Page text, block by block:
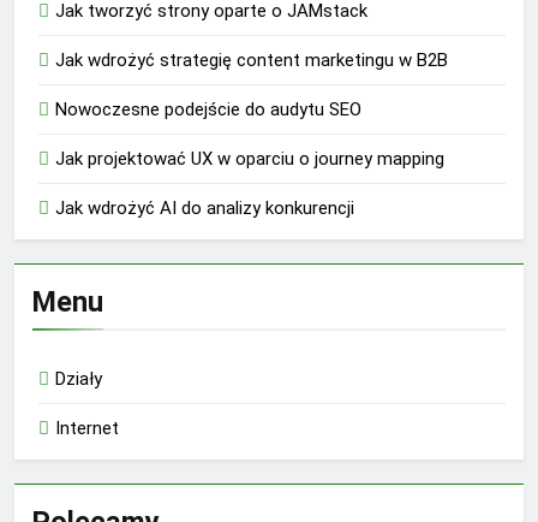
Jak tworzyć strony oparte o JAMstack
Jak wdrożyć strategię content marketingu w B2B
Nowoczesne podejście do audytu SEO
Jak projektować UX w oparciu o journey mapping
Jak wdrożyć AI do analizy konkurencji
Menu
Działy
Internet